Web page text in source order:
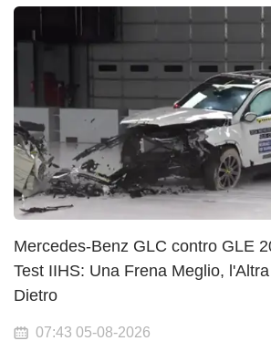
Mercedes-Benz GLC contro GLE
Test IIHS: Una Frena Meglio,
Dietro
07:43 05-08-2026